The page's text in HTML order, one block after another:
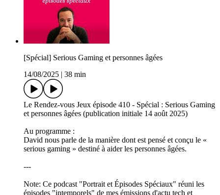
[Spécial] Serious Gaming et personnes âgées
14/08/2025
38 min
Le Rendez-vous Jeux épisode 410 - Spécial : Serious Gaming
et personnes âgées (publication initiale 14 août 2025)
Au programme :
David nous parle de la manière dont est pensé et conçu le «
serious gaming » destiné à aider les personnes âgées.
---
Note: Ce podcast "Portrait et Épisodes Spéciaux" réuni les
épisodes "intemporels" de mes émissions d'actu tech et